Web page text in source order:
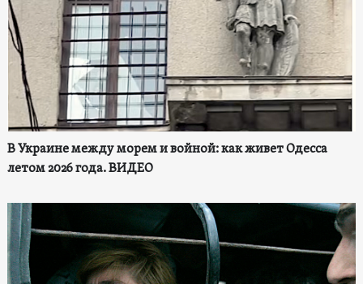
В Украине между морем и войной: как живет Одесса
летом 2026 года. ВИДЕО